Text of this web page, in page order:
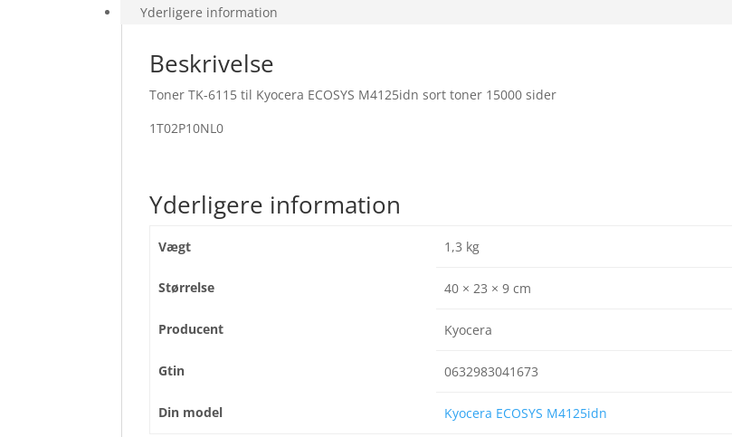
Yderligere information
Beskrivelse
Toner TK-6115 til Kyocera ECOSYS M4125idn sort toner 15000 sider
1T02P10NL0
Yderligere information
Vægt 1,3 kg
Størrelse 40 × 23 × 9 cm
Producent Kyocera
Gtin 0632983041673
Din model Kyocera ECOSYS M4125idn